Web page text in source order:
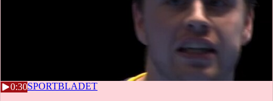
0:30
3 MAJSPORTBLADET